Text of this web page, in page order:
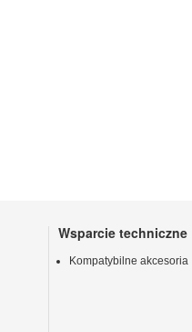
Wsparcie techniczne
Kompatybilne akcesoria